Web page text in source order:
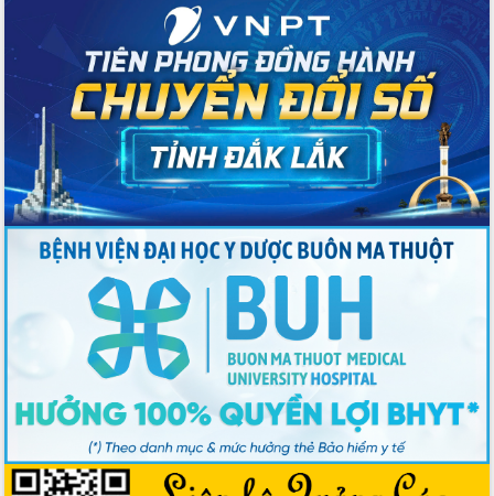
Bầu cử Quốc hội và HĐND: Cử tri Đắk
Lắk gửi gắm niềm tin, kỳ vọng vào lá
Đắk Lắk sẵn sàng các điều kiện cho
Ngày hội bầu cử đại biểu Quốc hội
khóa XVI và HĐND các cấp nhiệm kỳ
2026-2031
Đảm bảo cuộc bầu cử đại biểu Quốc
hội và đại biểu HĐND các cấp diễn ra
an toàn, hiệu quả, đúng quy định
Thủ tướng Chính phủ Phạm Minh Chính
án cao tốc và thăm khu tái định cư tại
Đắk Lắk
Sôi nổi Hội đua ngựa truyền thống Gò
Thì Thùng mừng Xuân Bính Ngọ 2026
Lãnh đạo tỉnh dâng hương tưởng niệm
tại Đập Đồng Cam đầu Xuân Bính Ngọ
Ngành nông nghiệp phấn đấu tăng
trưởng đạt 5,86% trong năm 2026
UBND tỉnh Đắk Lắk triển khai công tác